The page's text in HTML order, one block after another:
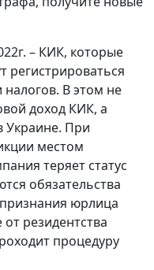
– КИК, которые
регистрироваться
В этом не
доход КИК, а
Украине. При
местом
теряет статус
обязательства
юрлица
резидентства
процедуру